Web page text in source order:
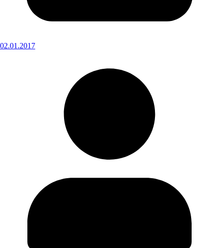
02.01.2017